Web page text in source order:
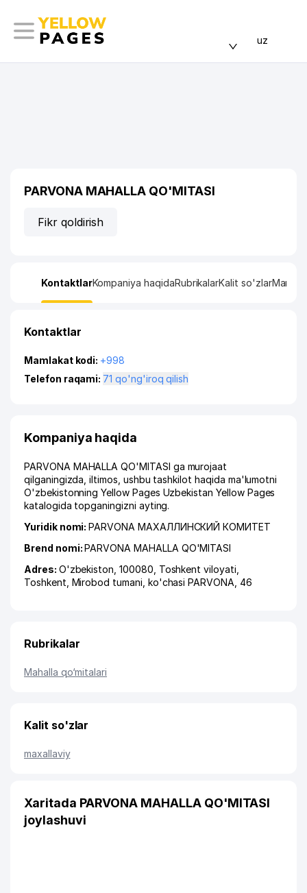
uz
PARVONA MAHALLA QO'MITASI
Fikr qoldirish
KontaktlarKompaniya haqidaRubrikalarKalit so'zlarManzil
Kontaktlar
Mamlakat kodi: +998
Telefon raqami:
71 qo'ng'iroq qilish
Kompaniya haqida
PARVONA MAHALLA QO'MITASI ga murojaat
qilganingizda, iltimos, ushbu tashkilot haqida ma'lumotni
O'zbekistonning Yellow Pages Uzbekistan Yellow Pages
katalogida topganingizni ayting.
Yuridik nomi:PARVONA МАХАЛЛИНСКИЙ КОМИТЕТ
Brend nomi:PARVONA MAHALLA QO'MITASI
Adres: O'zbekiston, 100080, Toshkent viloyati
Toshkent Mirobod tumani ko'chasi PARVONA , 46
Rubrikalar
Mahalla qo‘mitalari
Kalit so'zlar
maxallaviy
Xaritada PARVONA MAHALLA QO'MITASI
joylashuvi